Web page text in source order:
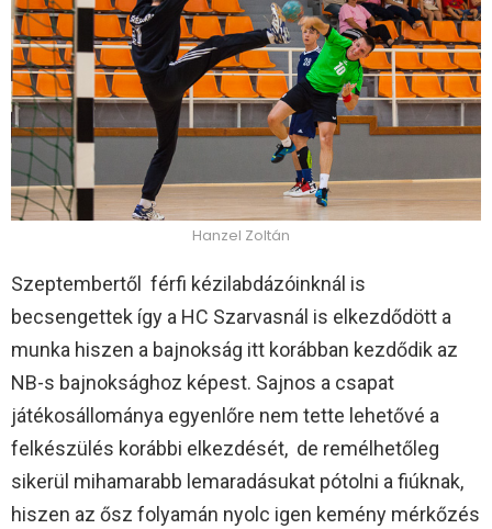
Hanzel Zoltán
Szeptembertől férfi kézilabdázóinknál is
becsengettek így a HC Szarvasnál is elkezdődött a
munka hiszen a bajnokság itt korábban kezdődik az
NB-s bajnoksághoz képest. Sajnos a csapat
játékosállománya egyenlőre nem tette lehetővé a
felkészülés korábbi elkezdését, de remélhetőleg
sikerül mihamarabb lemaradásukat pótolni a fiúknak,
hiszen az ősz folyamán nyolc igen kemény mérkőzés